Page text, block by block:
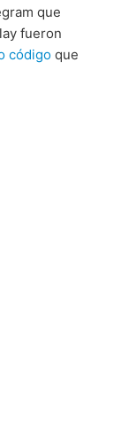
que
fueron
código que